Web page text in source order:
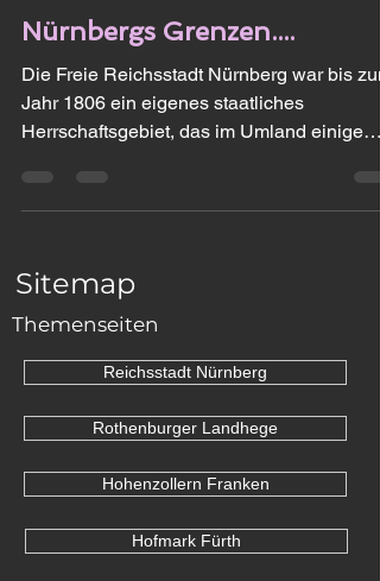
Reichsstadt Nürnberg
Nürnbergs Grenzen....
Die Freie Reichsstadt Nürnberg war bis
Jahr 1806 ein eigenes staatliches
Herrschaftsgebiet, das im Umland einige
Sitemap
Themenseiten
Reichsstadt Nürnberg
Rothenburger Landhege
Hohenzollern Franken